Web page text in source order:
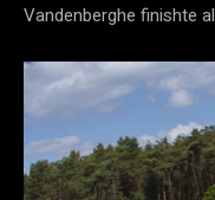
Vandenberghe finishte